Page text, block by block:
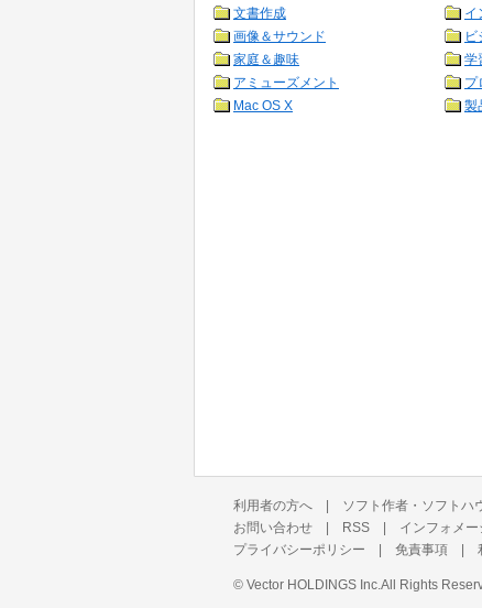
文書作成
イ
画像＆サウンド
ビ
家庭＆趣味
学
アミューズメント
プ
Mac OS X
製
利用者の方へ | ソフト作者・ソフトハ
お問い合わせ | RSS | インフォメー
プライバシーポリシー | 免責事項 |
© Vector HOLDINGS Inc. All Rights